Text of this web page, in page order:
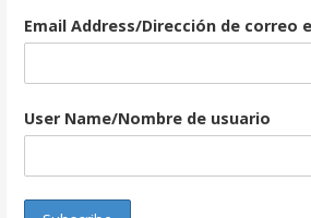
Email Address/Dirección de correo
User Name/Nombre de usuario